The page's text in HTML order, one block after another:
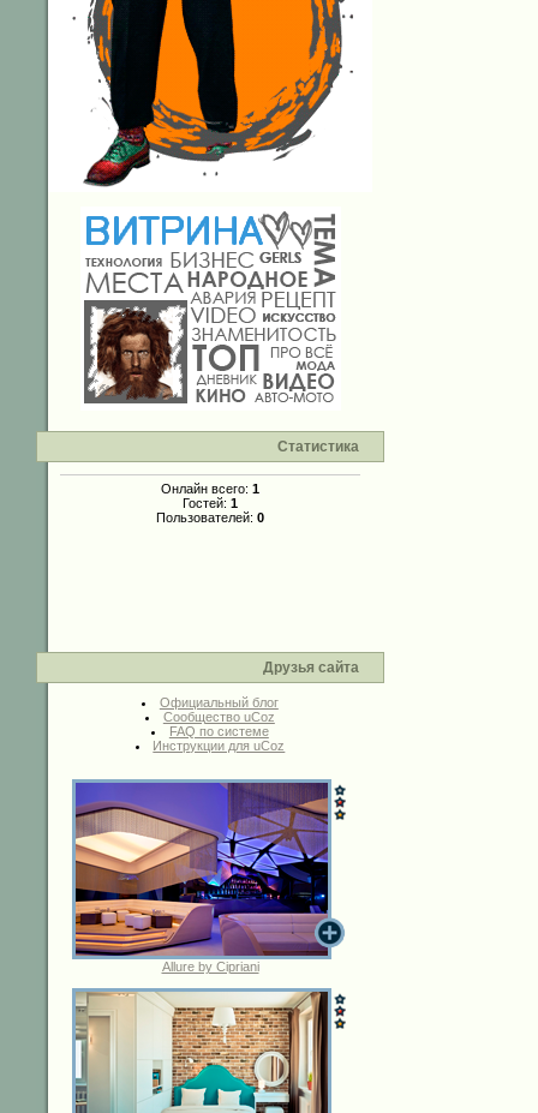
Статистика
Онлайн всего: 1
Гостей: 1
Пользователей: 0
Друзья сайта
Официальный блог
Сообщество uCoz
FAQ по системе
Инструкции для uCoz
Allure by Cipriani